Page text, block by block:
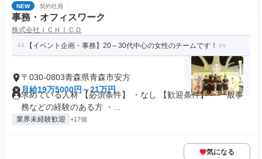
NEW 契約社員
事務・オフィスワーク
株式会社ＩＣＨＩＣＯ
【イベント企画・事務】20～30代中心の女性のチームです！
〒030-0803青森県青森市安方
月給19万5000円～21万円
求めている人材 【必須条件】 ・なし 【歓迎条件】 ・一般事
務などの経験のある方 ・...
業界未経験歓迎 +17個
気になる